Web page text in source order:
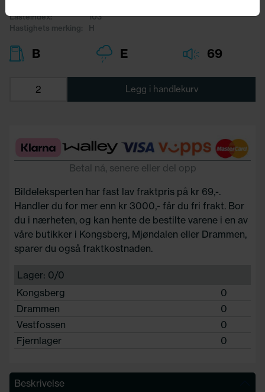
Lasteindex:
103
Hastighets merking:
H
B E 69
Legg i handlekurv
Betal nå, senere eller del opp
Bildeleksperten har fast lav fraktpris på kr 69,-.
Handler du for mer enn kr 3000,- får du fri frakt. Bor
du i nærheten, og kan hente de bestilte varene i en av
våre butikker i Kongsberg, Mjøndalen eller Drammen,
sparer du også fraktkostnaden.
Lager: 0/0
Kongsberg
0
Drammen
0
Vestfossen
0
Fjernlager
0
Beskrivelse